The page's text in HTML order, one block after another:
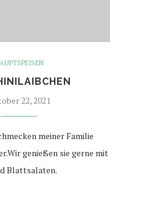
22, 2021
meiner Familie
genießen sie gerne mit
Blattsalaten.